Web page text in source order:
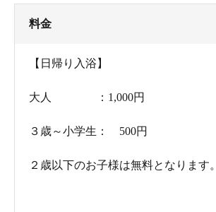
料金
【日帰り入浴】
大人 ：1,000円
３歳～小学生： 500円
２歳以下のお子様は無料となります。